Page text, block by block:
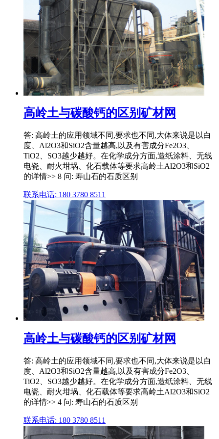
高岭土与碳酸钙的区别矿材网
答: 高岭土的应用领域不同,要求也不同,大体来说是以白
度、Al2O3和SiO2含量越高,以及有害成分Fe2O3、
TiO2、SO3越少越好。在化学成分方面,造纸涂料、无线
电瓷、耐火坩埚、化石载体等要求高岭土Al2O3和SiO2
的详情>> 8 问: 寿山石的石质区别
联系电话: 180 3780 8511
高岭土与碳酸钙的区别矿材网
答: 高岭土的应用领域不同,要求也不同,大体来说是以白
度、Al2O3和SiO2含量越高,以及有害成分Fe2O3、
TiO2、SO3越少越好。在化学成分方面,造纸涂料、无线
电瓷、耐火坩埚、化石载体等要求高岭土Al2O3和SiO2
的详情>> 4 问: 寿山石的石质区别
联系电话: 180 3780 8511